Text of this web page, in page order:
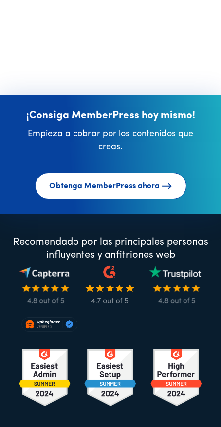
¡Consiga MemberPress hoy mismo!
Empieza a cobrar por los contenidos que
creas.
Obtenga MemberPress ahora
Recomendado por las principales personas
influyentes y anfitriones web